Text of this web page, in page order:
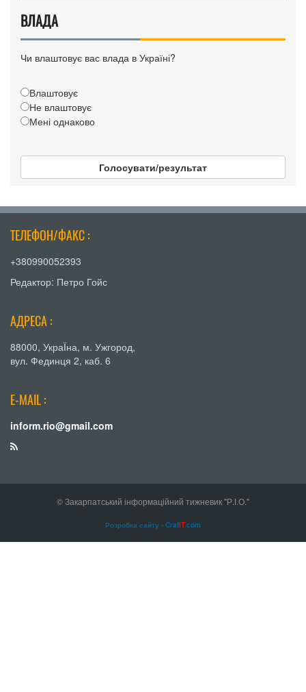
ВЛАДА
Чи влаштовує вас влада в Україні?
Влаштовує
Не влаштовує
Мені однаково
Голосувати/результат
ТЕЛЕФОН/ФАКС :
+380990052393
Редактор: Петро Гойс
АДРЕСА :
88000, УкраЇна, м. Ужгород,
вул. Фединця 2, каб. 6
E-MAIL :
inform.rio@gmail.com
© Закарпатський інформаційний тижневик "Р.І.О."
Розробка сайту - CrafIT.com